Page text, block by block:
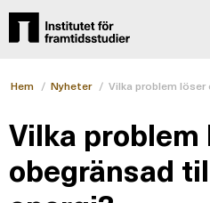
Hem / Nyheter / Vilka problem löser
Vilka problem
obegränsad